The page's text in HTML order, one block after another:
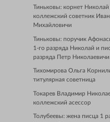
Тиньковы: корнет Николай
коллежский советник Иван
Михайловичи
Тиньковы: поручик
1-го разряда Николай и
разряда Петр Николаевичи
Тихомирова Ольга
титулярная советница
Токарев Владимир
коллежский асессор
Толубеевы: жена писца 1